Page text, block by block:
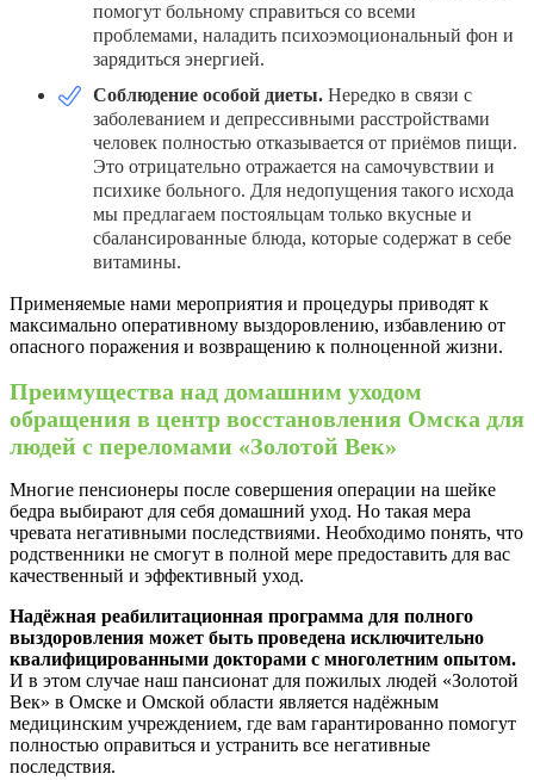
помогут больному справиться со всеми
проблемами, наладить психоэмоциональный фон и
зарядиться энергией.
Соблюдение особой диеты. Нередко в связи с
заболеванием и депрессивными расстройствами
человек полностью отказывается от приёмов пищи.
Это отрицательно отражается на самочувствии и
психике больного. Для недопущения такого исхода
мы предлагаем постояльцам только вкусные и
сбалансированные блюда, которые содержат в себе
витамины.
Применяемые нами мероприятия и процедуры приводят к
максимально оперативному выздоровлению, избавлению от
опасного поражения и возвращению к полноценной жизни.
Преимущества над домашним уходом
обращения в центр восстановления Омска для
людей с переломами «Золотой Век»
Многие пенсионеры после совершения операции на шейке
бедра выбирают для себя домашний уход. Но такая мера
чревата негативными последствиями. Необходимо понять, что
родственники не смогут в полной мере предоставить для вас
качественный и эффективный уход.
Надёжная реабилитационная программа для полного
выздоровления может быть проведена исключительно
квалифицированными докторами с многолетним опытом.
И в этом случае наш пансионат для пожилых людей «Золотой
Век» в Омске и Омской области является надёжным
медицинским учреждением, где вам гарантированно помогут
полностью оправиться и устранить все негативные
последствия.